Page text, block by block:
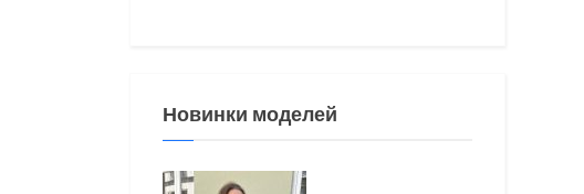
Новинки моделей